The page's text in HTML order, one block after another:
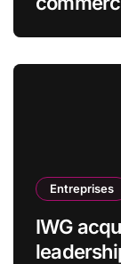
Entreprises
IWG